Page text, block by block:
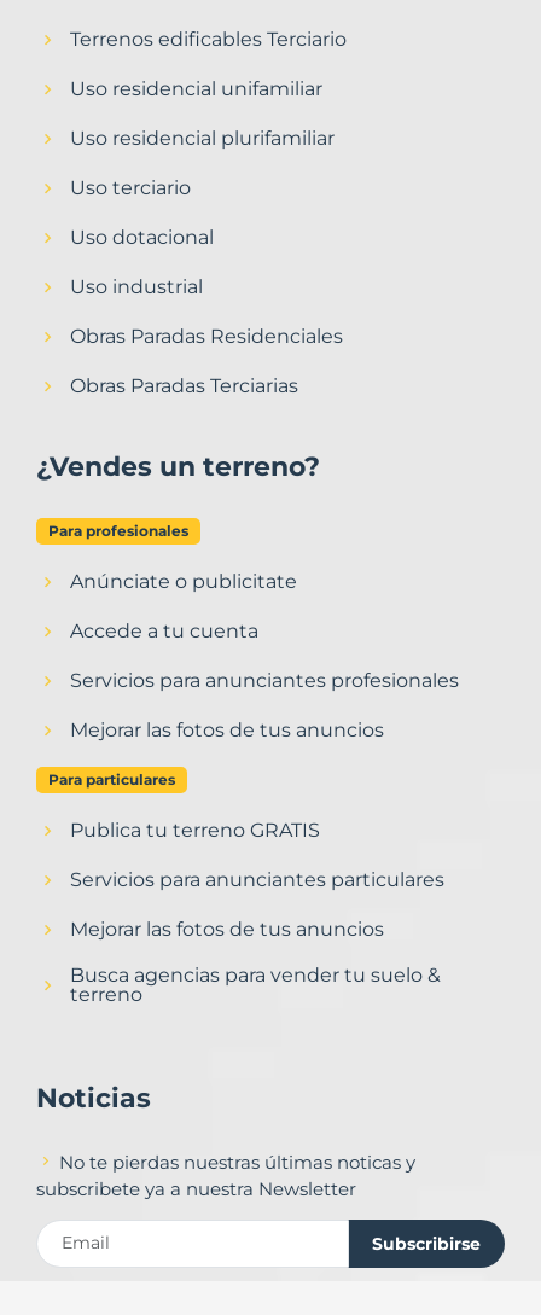
Terrenos edificables Terciario
Uso residencial unifamiliar
Uso residencial plurifamiliar
Uso terciario
Uso dotacional
Uso industrial
Obras Paradas Residenciales
Obras Paradas Terciarias
¿Vendes un terreno?
Para profesionales
Anúnciate o publicitate
Accede a tu cuenta
Servicios para anunciantes profesionales
Mejorar las fotos de tus anuncios
Para particulares
Publica tu terreno GRATIS
Servicios para anunciantes particulares
Mejorar las fotos de tus anuncios
Busca agencias para vender tu suelo &
terreno
Noticias
No te pierdas nuestras últimas noticas y
subscribete ya a nuestra Newsletter
Subscribirse